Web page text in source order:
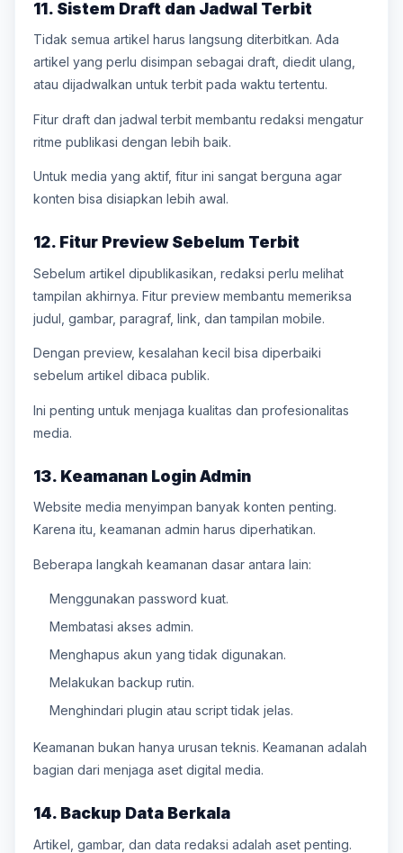
11. Sistem Draft dan Jadwal Terbit
Tidak semua artikel harus langsung diterbitkan. Ada
artikel yang perlu disimpan sebagai draft, diedit ulang,
atau dijadwalkan untuk terbit pada waktu tertentu.
Fitur draft dan jadwal terbit membantu redaksi mengatur
ritme publikasi dengan lebih baik.
Untuk media yang aktif, fitur ini sangat berguna agar
konten bisa disiapkan lebih awal.
12. Fitur Preview Sebelum Terbit
Sebelum artikel dipublikasikan, redaksi perlu melihat
tampilan akhirnya. Fitur preview membantu memeriksa
judul, gambar, paragraf, link, dan tampilan mobile.
Dengan preview, kesalahan kecil bisa diperbaiki
sebelum artikel dibaca publik.
Ini penting untuk menjaga kualitas dan profesionalitas
media.
13. Keamanan Login Admin
Website media menyimpan banyak konten penting.
Karena itu, keamanan admin harus diperhatikan.
Beberapa langkah keamanan dasar antara lain:
Menggunakan password kuat.
Membatasi akses admin.
Menghapus akun yang tidak digunakan.
Melakukan backup rutin.
Menghindari plugin atau script tidak jelas.
Keamanan bukan hanya urusan teknis. Keamanan adalah
bagian dari menjaga aset digital media.
14. Backup Data Berkala
Artikel, gambar, dan data redaksi adalah aset penting.